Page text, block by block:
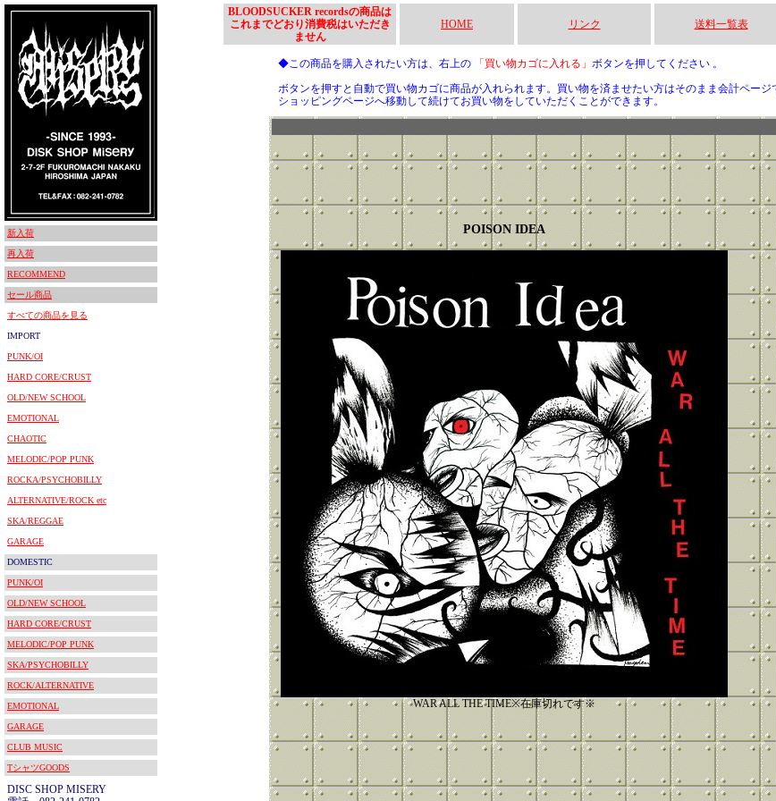
新入荷
再入荷
RECOMMEND
セール商品
すべての商品を見る
IMPORT
PUNK/OI
HARD CORE/CRUST
OLD/NEW SCHOOL
EMOTIONAL
CHAOTIC
MELODIC/POP PUNK
ROCKA/PSYCHOBILLY
ALTERNATIVE/ROCK etc
SKA/REGGAE
GARAGE
DOMESTIC
PUNK/OI
OLD/NEW SCHOOL
HARD CORE/CRUST
MELODIC/POP PUNK
SKA/PSYCHOBILLY
ROCK/ALTERNATIVE
EMOTIONAL
GARAGE
CLUB MUSIC
TシャツGOODS
DISC SHOP MISERY
BLOODSUCKER recordsの商品は
これまでどおり消費税はいただき
ません
HOME リンク 送料一覧表
◆この商品を購入されたい方は、右上の 「買い物カゴに入れる」 ボタンを押してください 。
ボタンを押すと自動で買い物カゴに商品が入れられます。買い物を済ませたい方はそのまま会計ペー
ショッピングページへ移動して続けてお買い物をしていただくことができます。
POISON IDEA
WAR ALL THE TIME※在庫切れです※